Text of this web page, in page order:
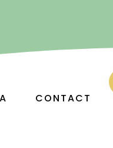
CONTACT